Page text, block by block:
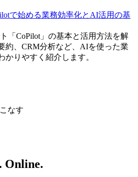
で始める業務効率化とAI活用の基
「CoPilot」の基本と活用方法を解
約、CRM分析など、AIを使った業
かりやすく紹介します。
なす
Online.